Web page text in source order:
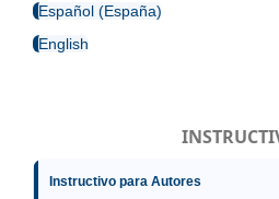
Español (España)
English
Instructivo para Autores